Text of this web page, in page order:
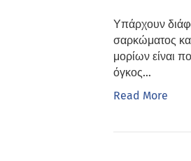
Υπάρχουν
σαρκώματος
μορίων είναι
όγκος…
Read More